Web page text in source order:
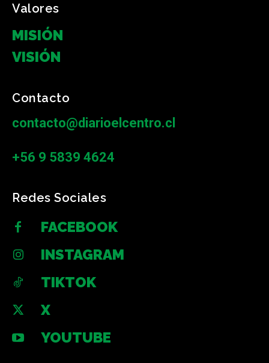
Valores
MISIÓN
VISIÓN
Contacto
contacto@diarioelcentro.cl
+56 9 5839 4624
Redes Sociales
FACEBOOK
INSTAGRAM
TIKTOK
X
YOUTUBE